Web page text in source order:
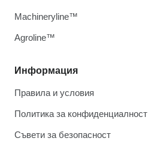
Информация
Правила и условия
Политика за конфиденциалност
Съвети за безопасност
Machineryline™
Agroline™